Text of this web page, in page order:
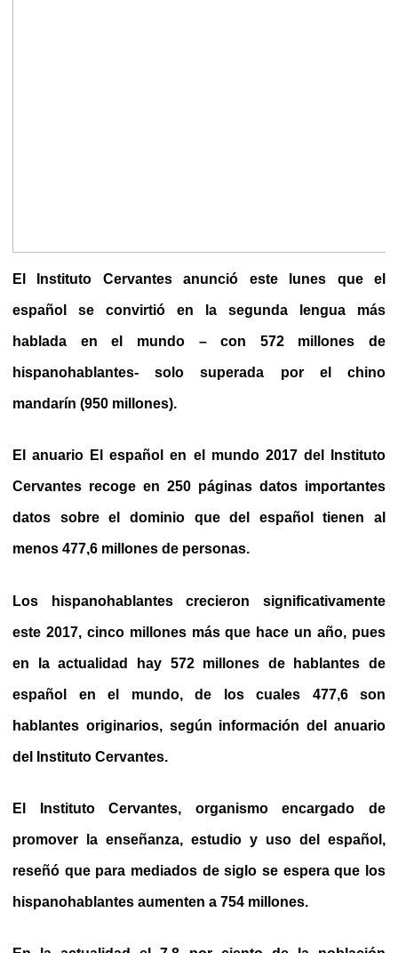
El Instituto Cervantes anunció este lunes que el
español se convirtió en la segunda lengua más
hablada en el mundo – con 572 millones de
hispanohablantes- solo superada por el chino
mandarín (950 millones).
El anuario El español en el mundo 2017 del Instituto
Cervantes recoge en 250 páginas datos importantes
datos sobre el dominio que del español tienen al
menos 477,6 millones de personas.
Los hispanohablantes crecieron significativamente
este 2017, cinco millones más que hace un año, pues
en la actualidad hay 572 millones de hablantes de
español en el mundo, de los cuales 477,6 son
hablantes originarios, según información del anuario
del Instituto Cervantes.
El Instituto Cervantes, organismo encargado de
promover la enseñanza, estudio y uso del español,
reseñó que para mediados de siglo se espera que los
hispanohablantes aumenten a 754 millones.